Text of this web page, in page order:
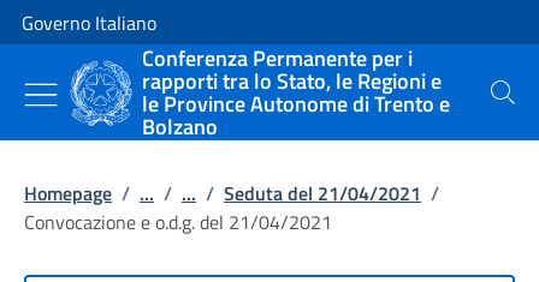
Vai al contenuto
Vai alla navigazione del sito
Governo Italiano
Conferenza Permanente per i
rapporti tra lo Stato, le Regioni e
le Province Autonome di Trento e
Bolzano
Cerca
Homepage / ... / ... / Seduta del 21/04/2021 /
Convocazione e o.d.g. del 21/04/2021